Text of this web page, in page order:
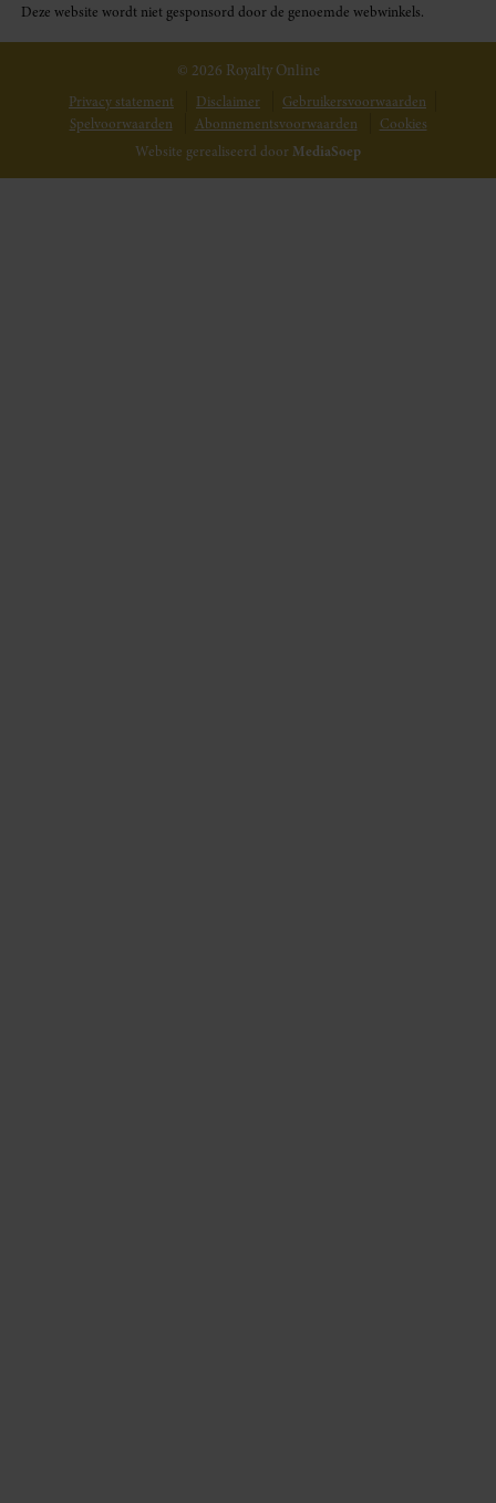
Deze website wordt niet gesponsord door de genoemde webwinkels.
© 2026 Royalty Online
Privacy statement Disclaimer
Gebruikersvoorwaarden
Spelvoorwaarden
Abonnementsvoorwaarden
Cookies
Website gerealiseerd door MediaSoep